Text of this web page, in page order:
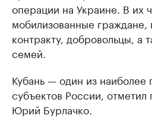
операции на Украине. В их
мобилизованные
контракту, добровольцы, а
семей.
Кубань — один из наиболее
субъектов России,
Юрий Бурлачко.